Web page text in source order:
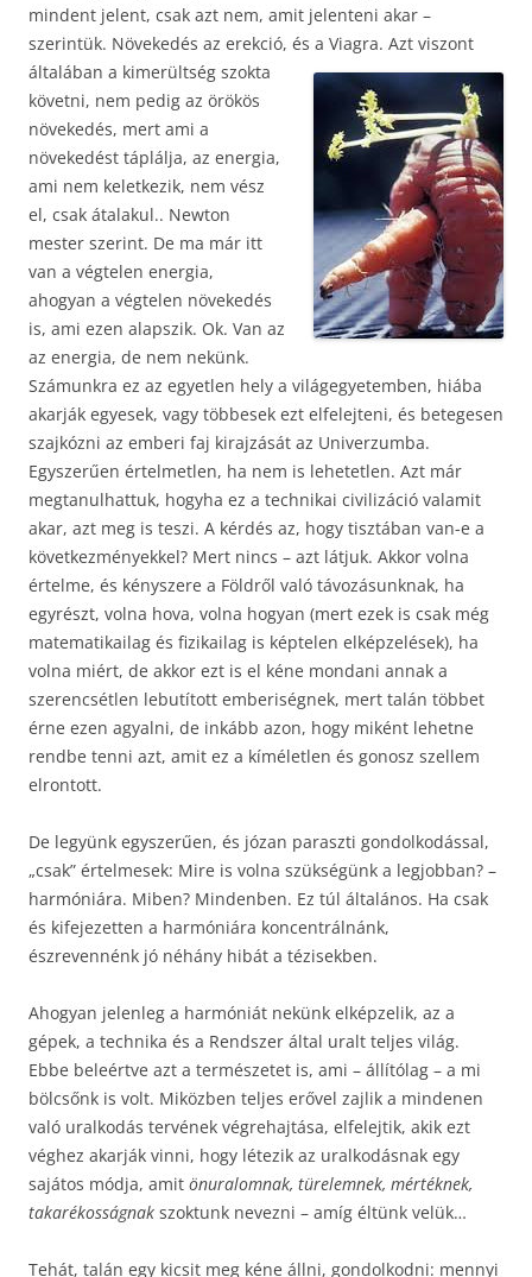
mindent jelent, csak azt nem, amit jelenteni akar –
szerintük. Növekedés az erekció, és a Viagra. Azt viszont
általában a kimerültség szokta
követni, nem pedig az örökös
növekedés, mert ami a
növekedést táplálja, az energia,
ami nem keletkezik, nem vész
el, csak átalakul.. Newton
mester szerint. De ma már itt
van a végtelen energia,
ahogyan a végtelen növekedés
is, ami ezen alapszik. Ok. Van az
az energia, de nem nekünk.
Számunkra ez az egyetlen hely a világegyetemben, hiába
akarják egyesek, vagy többesek ezt elfelejteni, és betegesen
szajkózni az emberi faj kirajzását az Univerzumba.
Egyszerűen értelmetlen, ha nem is lehetetlen. Azt már
megtanulhattuk, hogyha ez a technikai civilizáció valamit
akar, azt meg is teszi. A kérdés az, hogy tisztában van-e a
következményekkel? Mert nincs – azt látjuk. Akkor volna
értelme, és kényszere a Földről való távozásunknak, ha
egyrészt, volna hova, volna hogyan (mert ezek is csak még
matematikailag és fizikailag is képtelen elképzelések), ha
volna miért, de akkor ezt is el kéne mondani annak a
szerencsétlen lebutított emberiségnek, mert talán többet
érne ezen agyalni, de inkább azon, hogy miként lehetne
rendbe tenni azt, amit ez a kíméletlen és gonosz szellem
elrontott.
De legyünk egyszerűen, és józan paraszti gondolkodással,
„csak” értelmesek: Mire is volna szükségünk a legjobban? –
harmóniára. Miben? Mindenben. Ez túl általános. Ha csak
és kifejezetten a harmóniára koncentrálnánk,
észrevennénk jó néhány hibát a tézisekben.
Ahogyan jelenleg a harmóniát nekünk elképzelik, az a
gépek, a technika és a Rendszer által uralt teljes világ.
Ebbe beleértve azt a természetet is, ami – állítólag – a mi
bölcsőnk is volt. Miközben teljes erővel zajlik a mindenen
való uralkodás tervének végrehajtása, elfelejtik, akik ezt
véghez akarják vinni, hogy létezik az uralkodásnak egy
sajátos módja, amit önuralomnak, türelemnek, mértéknek,
takarékosságnak szoktunk nevezni – amíg éltünk velük…
Tehát, talán egy kicsit meg kéne állni, gondolkodni: mennyi